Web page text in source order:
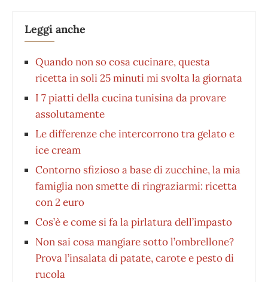
Leggi anche
Quando non so cosa cucinare, questa
ricetta in soli 25 minuti mi svolta la giornata
I 7 piatti della cucina tunisina da provare
assolutamente
Le differenze che intercorrono tra gelato e
ice cream
Contorno sfizioso a base di zucchine, la mia
famiglia non smette di ringraziarmi: ricetta
con 2 euro
Cos’è e come si fa la pirlatura dell’impasto
Non sai cosa mangiare sotto l’ombrellone?
Prova l’insalata di patate, carote e pesto di
rucola